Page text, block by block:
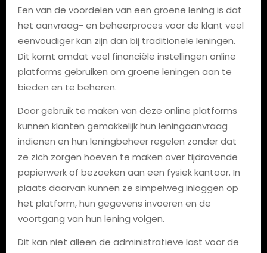
Een van de voordelen van een groene lening is dat
het aanvraag- en beheerproces voor de klant veel
eenvoudiger kan zijn dan bij traditionele leningen.
Dit komt omdat veel financiële instellingen online
platforms gebruiken om groene leningen aan te
bieden en te beheren.
Door gebruik te maken van deze online platforms
kunnen klanten gemakkelijk hun leningaanvraag
indienen en hun leningbeheer regelen zonder dat
ze zich zorgen hoeven te maken over tijdrovende
papierwerk of bezoeken aan een fysiek kantoor. In
plaats daarvan kunnen ze simpelweg inloggen op
het platform, hun gegevens invoeren en de
voortgang van hun lening volgen.
Dit kan niet alleen de administratieve last voor de